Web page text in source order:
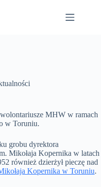
MHW w ramach
w Toruniu.
grobu dyrektora
Mikołaja Kopernika w latach
również dzierżył pieczę nad
Kopernika w Toruniu.